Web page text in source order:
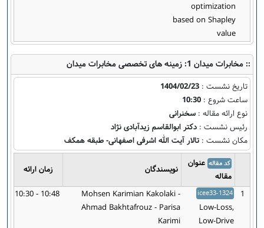
optimization
based on Shapley
value
:: مخابرات میدان 1: زمینه های تخصصی مخابرات میدان
تاریخ نشست : 1404/02/23
ساعت شروع : 10:30
نوع ارائه مقاله : سخنرانی
رئیس نشست : دکتر ابوالقاسم زیدآبادی نژاد
مکان نشست : تالار آیت الله اشرفی اصفهانی- طبقه همکف
کد مقاله عنوان
مقاله
نویسندگان زمان ارائه
1
icee33-1324
Low-Loss,
Low-Drive
Mohsen Karimian Kakolaki -
Ahmad Bakhtafrouz - Parisa
Karimi
10:30 - 10:48